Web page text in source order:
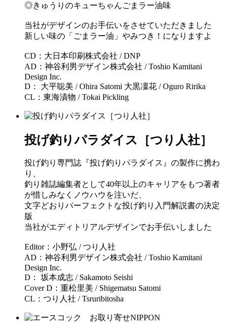
◎きゅうりのキューちゃんごまラー油味
当社がデザインのお手伝いをさせていただきました
新しい味の「ごまラー油」やみつき！になりますよ
CD：大日本印刷株式会社 / DNP
AD：神谷利男デザイン株式会社 / Toshio Kamitani
Design Inc.
D： 大平聡美 / Ohira Satomi 大黒凜花 / Oguro Ririka
CL：東海漬物 / Tokai Pickling
投げ釣りパラダイス［つり人社］
投げ釣り専門誌『投げ釣りパラダイス』の製作に携わ
り、
釣り雑誌編集者として40年以上のキャリアをもつ著者
が惜しみなくノウハウを注いだ、
文字どおりパーフェクトな投げ釣り入門解説書の決定
版
当社がエディトリアルデザインでお手伝いしました
Editor：小野弘 / つり人社
AD：神谷利男デザイン株式会社 / Toshio Kamitani
Design Inc.
D： 坂本成志 / Sakamoto Seishi
Cover D：重松里美 / Shigematsu Satomi
CL：つり人社 / Tsruribitosha